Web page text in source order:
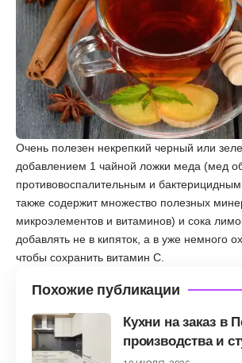
Очень полезен некрепкий черный или
добавлением 1 чайной ложки меда (мед
противовоспалительным и
также содержит множество полезных
микроэлементов и витаминов) и сока
добавлять не в кипяток, а в уже немного
чтобы сохранить витамин С.
Похожие публикации
Кухни на заказ в
производства и